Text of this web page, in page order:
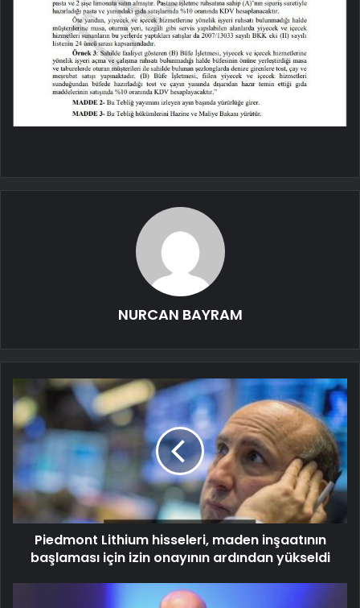
NURCAN BAYRAM
Piedmont Lithium hisseleri, maden inşaatının
başlaması için izin onayının ardından yükseldi